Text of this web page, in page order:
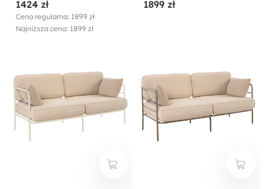
kremowy stelaż
1424 zł
Cena regularna: 1899 zł
Najniższa cena: 1899 zł
beżowy stelaż
1899 zł